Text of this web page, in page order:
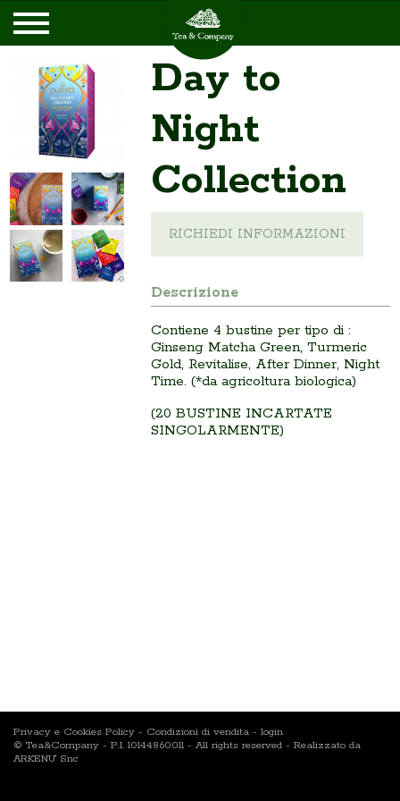
Day to
Night
Collection
RICHIEDI INFORMAZIONI
Descrizione
Contiene 4 bustine per tipo di :
Ginseng Matcha Green, Turmeric
Gold, Revitalise, After Dinner, Night
Time. (*da agricoltura biologica)
(20 BUSTINE INCARTATE
SINGOLARMENTE)
Privacy e Cookies Policy - Condizioni di vendita - login
© Tea&Company - P.I. 10144860011 - All rights reserved - Realizzato da
ARKENU' Snc